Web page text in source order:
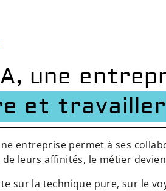
une
et travailler
entreprise permet à ses
leurs affinités, le métier
sur la technique pure, sur le